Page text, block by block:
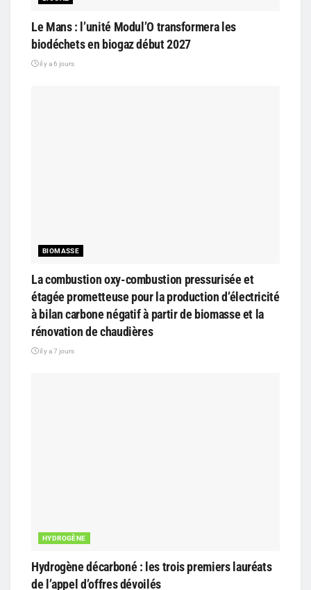
Le Mans : l’unité Modul’O transformera les
biodéchets en biogaz début 2027
il y a 6 jours
BIOMASSE
La combustion oxy-combustion pressurisée et
étagée prometteuse pour la production d’électricité
à bilan carbone négatif à partir de biomasse et la
rénovation de chaudières
il y a 7 jours
HYDROGÈNE
Hydrogène décarboné : les trois premiers lauréats
de l’appel d’offres dévoilés